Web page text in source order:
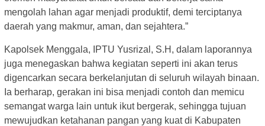
mengolah lahan agar menjadi produktif, demi terciptanya
daerah yang makmur, aman, dan sejahtera.”
Kapolsek Menggala, IPTU Yusrizal, S.H, dalam laporannya
juga menegaskan bahwa kegiatan seperti ini akan terus
digencarkan secara berkelanjutan di seluruh wilayah binaan.
Ia berharap, gerakan ini bisa menjadi contoh dan memicu
semangat warga lain untuk ikut bergerak, sehingga tujuan
mewujudkan ketahanan pangan yang kuat di Kabupaten